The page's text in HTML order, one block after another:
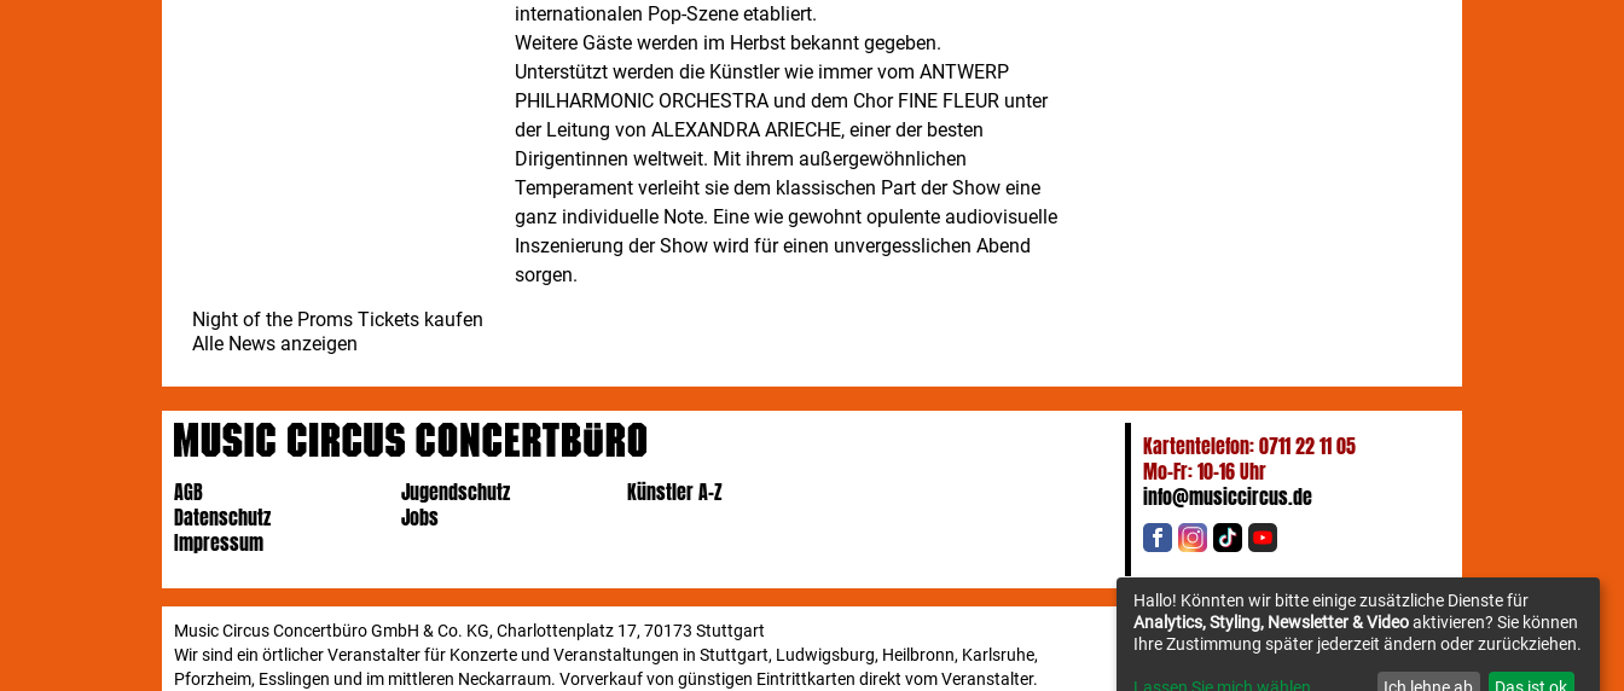
internationalen Pop-Szene etabliert.
Weitere Gäste werden im Herbst bekannt gegeben.
Unterstützt werden die Künstler wie immer vom ANTWERP
PHILHARMONIC ORCHESTRA und dem Chor FINE FLEUR unter
der Leitung von ALEXANDRA ARIECHE, einer der besten
Dirigentinnen weltweit. Mit ihrem außergewöhnlichen
Temperament verleiht sie dem klassischen Part der Show eine
ganz individuelle Note. Eine wie gewohnt opulente audiovisuelle
Inszenierung der Show wird für einen unvergesslichen Abend
sorgen.
Night of the Proms Tickets kaufen
Alle News anzeigen
AGB
Datenschutz
Impressum
Jugendschutz
Jobs
Künstler A-Z
Kartentelefon: 0711 22 11 05
Mo-Fr: 10-16 Uhr
info@musiccircus.de
Music Circus Concertbüro GmbH & Co. KG, Charlottenplatz 17, 70173 Stuttgart
Wir sind ein örtlicher Veranstalter für Konzerte und Veranstaltungen in Stuttgart, Ludwigsburg, Heilbronn, Karlsruhe,
Pforzheim, Esslingen und im mittleren Neckarraum. Vorverkauf von günstigen Eintrittkarten direkt vom Veranstalter.
Newsletter
Hallo! Könnten wir bitte einige zusätzliche Dienste für
Analytics, Styling, Newsletter & Videoaktivieren? Sie können
Ihre Zustimmung später jederzeit ändern oder zurückziehen.